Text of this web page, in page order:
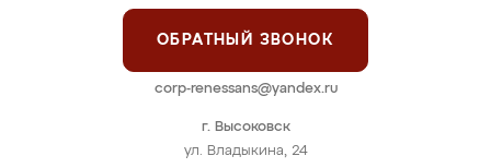
г. Высоковск
ул. Владыкина, 24
ОБРАТНЫЙ ЗВОНОК
corp-renessans@yandex.ru